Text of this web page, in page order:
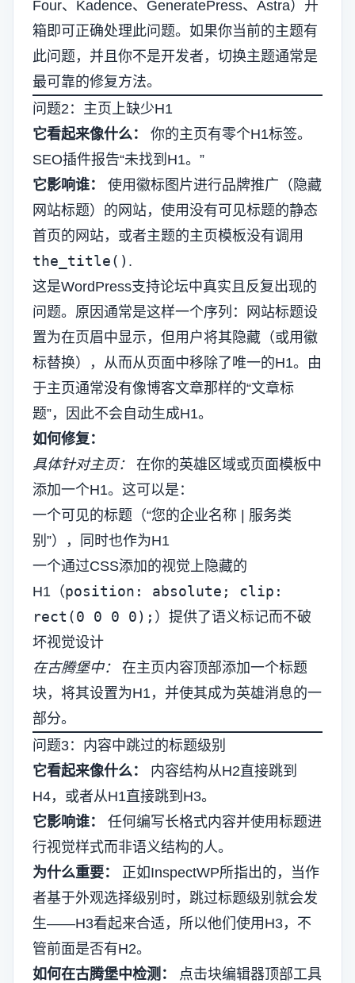
Four、Kadence、GeneratePress、Astra）开
箱即可正确处理此问题。如果你当前的主题有
此问题，并且你不是开发者，切换主题通常是
最可靠的修复方法。
问题2：主页上缺少H1
它看起来像什么：
你的主页有零个H1标签。
SEO插件报告“未找到H1。”
它影响谁：
使用徽标图片进行品牌推广（隐藏
网站标题）的网站，使用没有可见标题的静态
首页的网站，或者主题的主页模板没有调用
the_title() .
这是WordPress支持论坛中真实且反复出现的
问题。原因通常是这样一个序列：网站标题设
置为在页眉中显示，但用户将其隐藏（或用徽
标替换），从而从页面中移除了唯一的H1。由
于主页通常没有像博客文章那样的“文章标
题”，因此不会自动生成H1。
如何修复：
具体针对主页：
在你的英雄区域或页面模板中
添加一个H1。这可以是：
一个可见的标题（“您的企业名称 | 服务类
别”），同时也作为H1
一个通过CSS添加的视觉上隐藏的
H1（position: absolute; clip:
rect(0 0 0 0); ）提供了语义标记而不破
坏视觉设计
在古腾堡中：
在主页内容顶部添加一个标题
块，将其设置为H1，并使其成为英雄消息的一
部分。
问题3：内容中跳过的标题级别
它看起来像什么：
内容结构从H2直接跳到
H4，或者从H1直接跳到H3。
它影响谁：
任何编写长格式内容并使用标题进
行视觉样式而非语义结构的人。
为什么重要：
正如InspectWP所指出的，当作
者基于外观选择级别时，跳过标题级别就会发
生——H3看起来合适，所以他们使用H3，不
管前面是否有H2。
如何在古腾堡中检测：
点击块编辑器顶部工具